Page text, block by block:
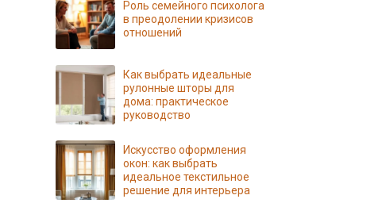
Роль семейного психолога
в преодолении кризисов
отношений
Как выбрать идеальные
рулонные шторы для
дома: практическое
руководство
Искусство оформления
окон: как выбрать
идеальное текстильное
решение для интерьера